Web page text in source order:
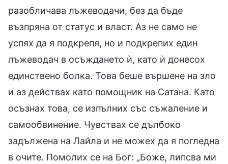
разобличава лъжеводачи, без да бъде
възпряна от статус и власт. Аз не само не
успях да я подкрепя, но и подкрепих един
лъжеводач в осъждането ѝ, като ѝ донесох
единствено болка. Това беше вършене на зло
и аз действах като помощник на Сатана. Като
осъзнах това, се изпълних със съжаление и
самообвинение. Чувствах се дълбоко
задължена на Лайла и не можех да я погледна
в очите. Помолих се на Бог: „Боже, липсва ми